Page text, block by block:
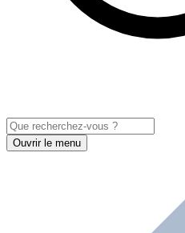
Ouvrir le menu